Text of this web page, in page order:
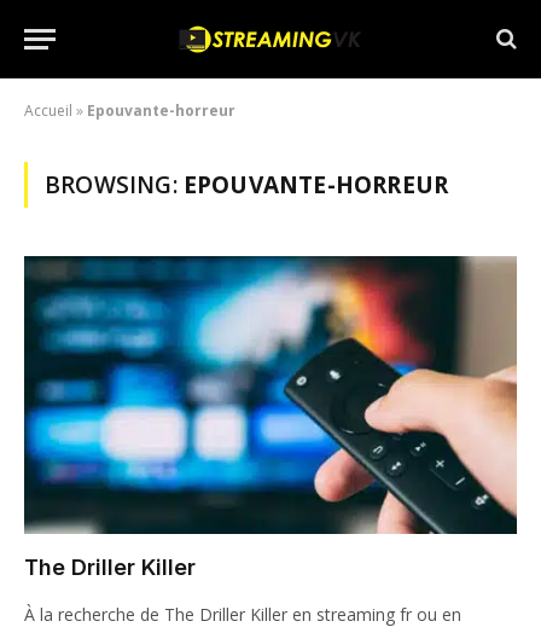
Accueil » Epouvante-horreur
BROWSING: EPOUVANTE-HORREUR
The Driller Killer
À la recherche de The Driller Killer en streaming fr ou en